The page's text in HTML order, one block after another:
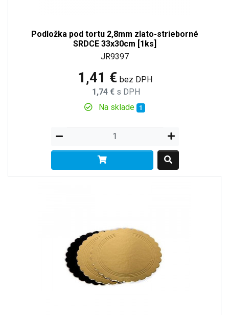
Podložka pod tortu 2,8mm zlato-strieborné
SRDCE 33x30cm [1ks]
JR9397
1,41 € bez DPH
1,74 € s DPH
Na sklade 1